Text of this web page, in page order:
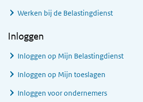
Werken bij de Belastingdienst
Inloggen
Inloggen op Mijn Belastingdienst
Inloggen op Mijn toeslagen
Inloggen voor ondernemers